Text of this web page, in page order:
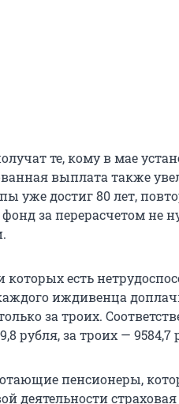
те, кому в мае
выплата также
уже достиг 80 лет,
за перерасчетом не
есть
иждивенца
за троих.
рубля, за троих — 9584,7
пенсионеры,
деятельности